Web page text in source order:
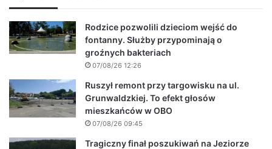
Rodzice pozwolili dzieciom wejść do
fontanny. Służby przypominają o
groźnych bakteriach
07/08/26 12:26
Ruszył remont przy targowisku na ul.
Grunwaldzkiej. To efekt głosów
mieszkańców w OBO
07/08/26 09:45
Tragiczny finał poszukiwań na Jeziorze